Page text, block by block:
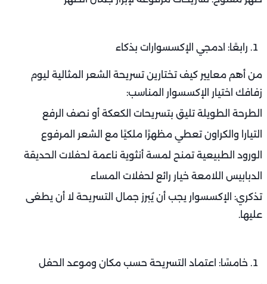
رابعًا: ادمجي الإكسسوارات بذكاء
من أهم معايير كيف تختارين تسريحة الشعر المثالية ليوم
زفافك اختيار الإكسسوار المناسب:
الطرحة الطويلة تليق بتسريحات الكعكة أو نصف الرفع
التيارا والكراون تعطي مظهرًا ملكيًا مع الشعر المرفوع
الورود الطبيعية تمنح لمسة أنثوية ناعمة لحفلات الحديقة
الدبابيس اللامعة خيار رائع لحفلات المساء
تذكري: الإكسسوار يجب أن يُبرز جمال التسريحة لا أن يطغى
عليها.
خامسًا: اعتماد التسريحة حسب مكان وموعد الحفل